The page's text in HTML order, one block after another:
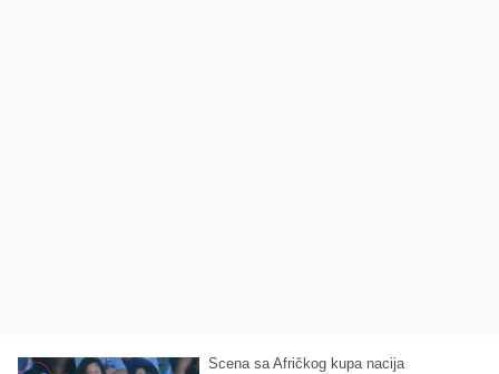
Scena sa Afričkog kupa nacija